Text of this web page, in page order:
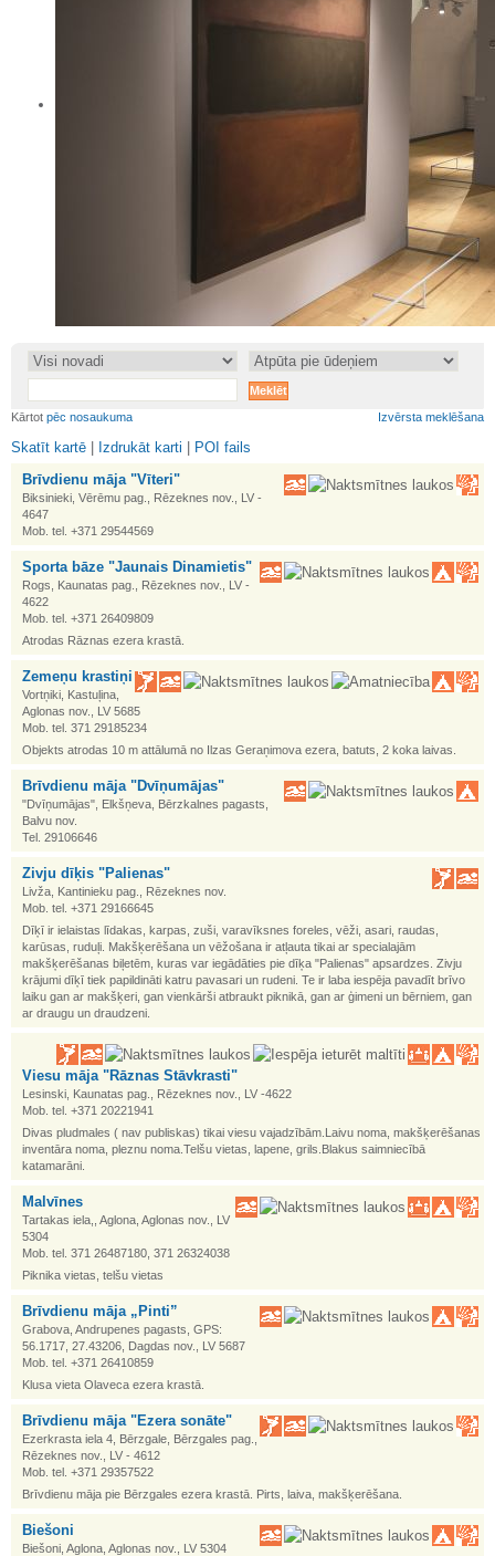
•
•
Kārtot pēc nosaukuma Izvērsta meklēšana
Skatīt kartē Izdrukāt karti
POI fails
Brīvdienu māja "Vīteri"
Biksinieki, Vērēmu pag., Rēzeknes nov., LV -
4647
Mob. tel. +371 29544569
Sporta bāze "Jaunais Dinamietis"
Rogs, Kaunatas pag., Rēzeknes nov., LV -
4622
Mob. tel. +371 26409809
Atrodas Rāznas ezera krastā.
Zemeņu krastiņi
Vortņiki, Kastuļina,
Aglonas nov., LV 5685
Mob. tel. 371 29185234
Objekts atrodas 10 m attālumā no Ilzas Geraņimova ezera, batuts, 2 koka laivas.
Brīvdienu māja "Dvīņumājas"
"Dvīņumājas", Elkšņeva, Bērzkalnes pagasts,
Balvu nov.
Tel. 29106646
Zivju dīķis "Palienas"
Livža, Kantinieku pag., Rēzeknes nov.
Mob. tel. +371 29166645
Dīķī ir ielaistas līdakas, karpas, zuši, varavīksnes foreles, vēži, asari, raudas,
karūsas, ruduļi. Makšķerēšana un vēžošana ir atļauta tikai ar specialajām
makšķerēšanas biļetēm, kuras var iegādāties pie dīķa "Palienas" apsardzes. Zivju
krājumi dīķī tiek papildināti katru pavasari un rudeni. Te ir laba iespēja pavadīt brīvo
laiku gan ar makšķeri, gan vienkārši atbraukt piknikā, gan ar ģimeni un bērniem, gan
ar draugu un draudzeni.
Viesu māja "Rāznas Stāvkrasti"
Lesinski, Kaunatas pag., Rēzeknes nov., LV -4622
Mob. tel. +371 20221941
Divas pludmales ( nav publiskas) tikai viesu vajadzībām.Laivu noma, makšķerēšanas
inventāra noma, pleznu noma.Telšu vietas, lapene, grils.Blakus saimniecībā
katamarāni.
Malvīnes
Tartakas iela,, Aglona, Aglonas nov., LV
5304
Mob. tel. 371 26487180, 371 26324038
Piknika vietas, telšu vietas
Brīvdienu māja „Pinti”
Grabova, Andrupenes pagasts, GPS:
56.1717, 27.43206, Dagdas nov., LV 5687
Mob. tel. +371 26410859
Klusa vieta Olaveca ezera krastā.
Brīvdienu māja "Ezera sonāte"
Ezerkrasta iela 4, Bērzgale, Bērzgales pag.,
Rēzeknes nov., LV - 4612
Mob. tel. +371 29357522
Brīvdienu māja pie Bērzgales ezera krastā. Pirts, laiva, makšķerēšana.
Biešoni
Biešoni, Aglona, Aglonas nov., LV 5304